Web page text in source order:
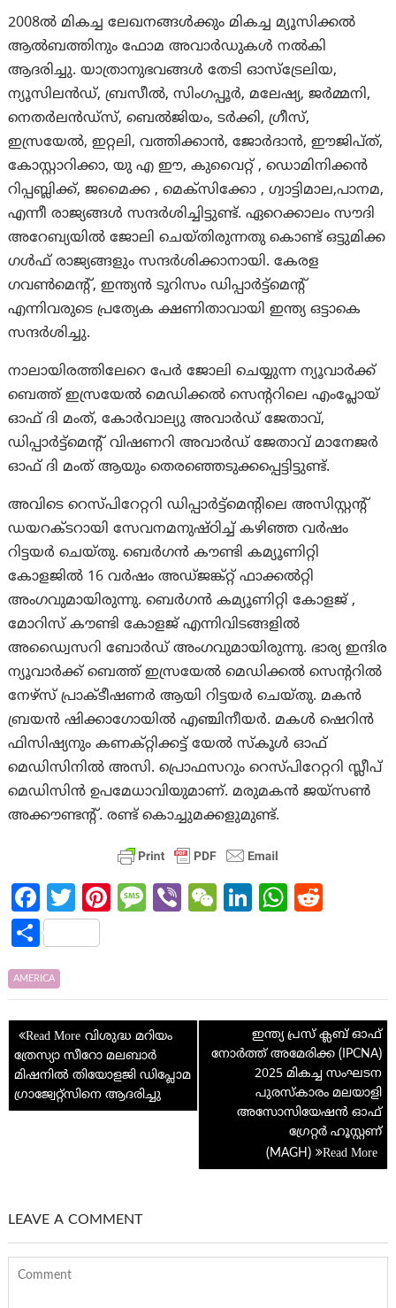
2008ല്‍ മികച്ച ലേഖനങ്ങള്‍ക്കും മികച്ച മ്യൂസിക്കല്‍
ആല്‍ബത്തിനും ഫോമ അവാര്‍ഡുകള്‍ നല്‍കി
ആദരിച്ചു. യാത്രാനുഭവങ്ങള്‍ തേടി ഓസ്‌ട്രേലിയ,
ന്യൂസിലന്‍ഡ്, ബ്രസീല്‍, സിംഗപ്പൂര്‍, മലേഷ്യ, ജര്‍മ്മനി,
നെതര്‍ലന്‍ഡ്‌സ്, ബെല്‍ജിയം, ടര്‍ക്കി, ഗ്രീസ്,
ഇസ്രയേല്‍, ഇറ്റലി, വത്തിക്കാന്‍, ജോര്‍ദാന്‍, ഈജിപ്ത്,
കോസ്റ്റാറിക്കാ, യു എ ഈ, കുവൈറ്റ് , ഡൊമിനിക്കൻ
റിപ്പബ്ലിക്ക്, ജമൈക്ക , മെക്സിക്കോ , ഗ്വാട്ടിമാല,പാനമ,
എന്നീ രാജ്യങ്ങള്‍ സന്ദര്‍ശിച്ചിട്ടുണ്ട്. ഏറെക്കാലം സൗദി
അറേബ്യയില്‍ ജോലി ചെയ്തിരുന്നതു കൊണ്ട് ഒട്ടുമിക്ക
ഗള്‍ഫ് രാജ്യങ്ങളും സന്ദര്‍ശിക്കാനായി. കേരള
ഗവണ്‍മെന്റ്, ഇന്ത്യന്‍ ടൂറിസം ഡിപ്പാര്‍ട്ട്‌മെന്റ്
എന്നിവരുടെ പ്രത്യേക ക്ഷണിതാവായി ഇന്ത്യ ഒട്ടാകെ
സന്ദര്‍ശിച്ചു.
നാലായിരത്തിലേറെ പേര്‍ ജോലി ചെയ്യുന്ന ന്യൂവാര്‍ക്ക്
ബെത്ത് ഇസ്രയേല്‍ മെഡിക്കല്‍ സെന്ററിലെ എംപ്ലോയ്
ഓഫ് ദി മംത്, കോര്‍വാല്യു അവാര്‍ഡ് ജേതാവ്,
ഡിപ്പാര്‍ട്ട്‌മെന്റ് വിഷണറി അവാര്‍ഡ് ജേതാവ് മാനേജര്‍
ഓഫ് ദി മംത് ആയും തെരഞ്ഞെടുക്കപ്പെട്ടിട്ടുണ്ട്.
അവിടെ റെസ്പിറേറ്ററി ഡിപ്പാര്‍ട്ട്‌മെന്റിലെ അസിസ്റ്റന്റ്
ഡയറക്ടറായി സേവനമനുഷ്ഠിച്ച് കഴിഞ്ഞ വർഷം
റിട്ടയർ ചെയ്തു. ബെര്‍ഗന്‍ കൗണ്ടി കമ്യൂണിറ്റി
കോളജില്‍ 16 വർഷം അഡ്ജങ്ക്റ്റ് ഫാക്കല്‍റ്റി
അംഗവുമായിരുന്നു. ബെർഗൻ കമ്യൂണിറ്റി കോളജ് ,
മോറിസ് കൗണ്ടി കോളജ് എന്നിവിടങ്ങളിൽ
അഡ്വൈസറി ബോർഡ് അംഗവുമായിരുന്നു. ഭാര്യ ഇന്ദിര
ന്യൂവാര്‍ക്ക് ബെത്ത് ഇസ്രയേല്‍ മെഡിക്കല്‍ സെന്ററില്‍
നേഴ്‌സ് പ്രാക്ടീഷണർ ആയി റിട്ടയർ ചെയ്തു. മകന്‍
ബ്രയന്‍ ഷിക്കാഗോയിൽ എഞ്ചിനീയര്‍. മകള്‍ ഷെറിന്‍
ഫിസിഷ്യനും കണക്റ്റിക്കട്ട് യേൽ സ്‌കൂൾ ഓഫ്
മെഡിസിനിൽ അസി. പ്രൊഫസറും റെസ്പിറേറ്ററി സ്ലീപ്
മെഡിസിൻ ഉപമേധാവിയുമാണ്. മരുമകന്‍ ജയ്‌സണ്‍
അക്കൗണ്ടന്റ്. രണ്ട് കൊച്ചുമക്കളുമുണ്ട്.
Fa
ce
b
o
o
k
T
w
itt
Pi
t
M
e
Vi W
at
Li
n
W
A
p
p
t
S
h
ar
e
AMERICA
Post
navigation
വിശുദ്ധ മറിയം
ത്രേസ്യാ സീറോ മലബാർ
മിഷനിൽ തിയോളജി ഡിപ്ലോമ
ഗ്രാജ്വേറ്റ്സിനെ ആദരിച്ചു
ഇന്ത്യ പ്രസ് ക്ലബ് ഓഫ്
നോർത്ത് അമേരിക്ക (IPCNA)
2025 മികച്ച സംഘടന
പുരസ്കാരം മലയാളി
അസോസിയേഷൻ ഓഫ്
ഗ്രേറ്റർ ഹൂസ്റ്റണ്
(MAGH)
LEAVE A COMMENT